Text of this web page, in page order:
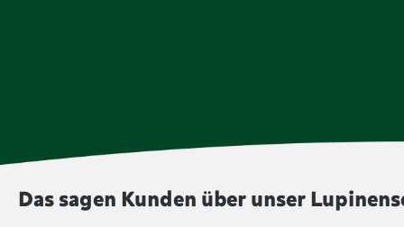
Das sagen Kunden über unser